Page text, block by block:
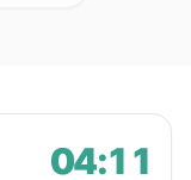
04:11